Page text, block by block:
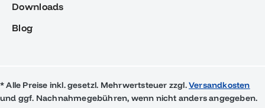
Downloads
Blog
* Alle Preise inkl. gesetzl. Mehrwertsteuer zzgl.Versandkosten
und ggf. Nachnahmegebühren, wenn nicht anders angegeben.